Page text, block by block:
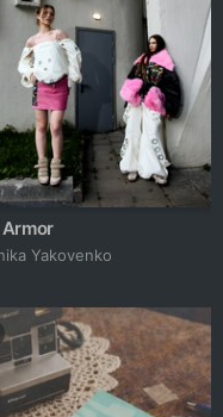
Yakovenko